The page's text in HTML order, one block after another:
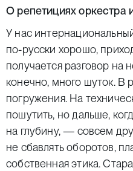
О репетициях оркестра
У нас
по-русски хорошо,
получается разговор на
конечно, много шуток. В
погружения. На
пошутить, но дальше,
на глубину, — совсем
не сбавлять оборотов,
собственная этика.